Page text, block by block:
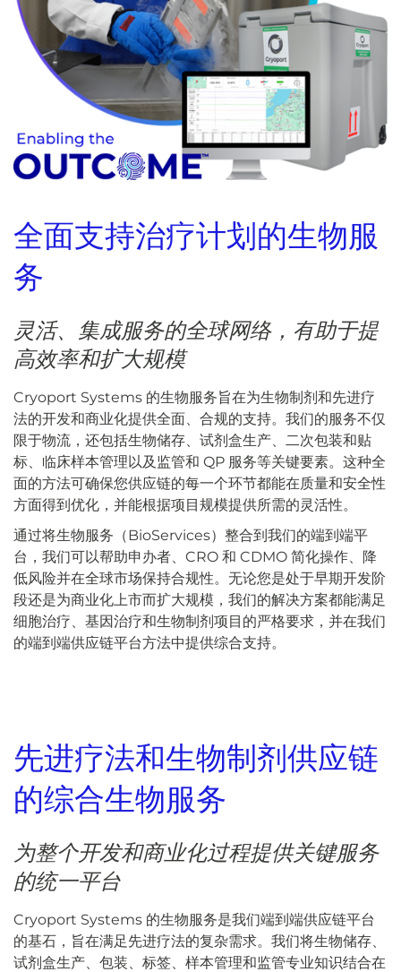
全面支持治疗计划的生物服
务
灵活、集成服务的全球网络，有助于提
高效率和扩大规模
Cryoport Systems 的生物服务旨在为生物制剂和先进疗
法的开发和商业化提供全面、合规的支持。我们的服务不仅
限于物流，还包括生物储存、试剂盒生产、二次包装和贴
标、临床样本管理以及监管和 QP 服务等关键要素。这种全
面的方法可确保您供应链的每一个环节都能在质量和安全性
方面得到优化，并能根据项目规模提供所需的灵活性。
通过将生物服务（BioServices）整合到我们的端到端平
台，我们可以帮助申办者、CRO 和 CDMO 简化操作、降
低风险并在全球市场保持合规性。无论您是处于早期开发阶
段还是为商业化上市而扩大规模，我们的解决方案都能满足
细胞治疗、基因治疗和生物制剂项目的严格要求，并在我们
的端到端供应链平台方法中提供综合支持。
先进疗法和生物制剂供应链
的综合生物服务
为整个开发和商业化过程提供关键服务
的统一平台
Cryoport Systems 的生物服务是我们端到端供应链平台
的基石，旨在满足先进疗法的复杂需求。我们将生物储存、
试剂盒生产、包装、标签、样本管理和监管专业知识结合在